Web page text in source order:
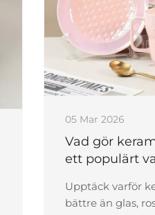
05 Mar 2026
Vad gör
ett populärt
Upptäck varför
bättre än glas,